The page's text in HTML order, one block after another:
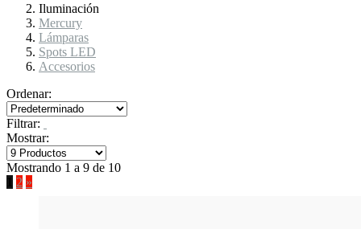
Iluminación
Mercury
Lámparas
Spots LED
Accesorios
Ordenar:
Filtrar:
Mostrar:
Mostrando 1 a 9 de 10
2 »